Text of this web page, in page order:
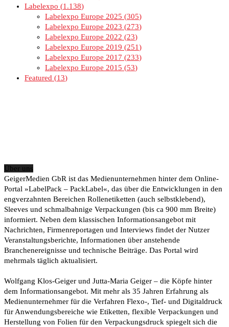
Labelexpo
1.138
Labelexpo Europe 2025
305
Labelexpo Europe 2023
273
Labelexpo Europe 2022
23
Labelexpo Europe 2019
251
Labelexpo Europe 2017
233
Labelexpo Europe 2015
53
Featured
13
Über uns
GeigerMedien GbR ist das Medienunternehmen hinter dem Online-
Portal »LabelPack – PackLabel«, das über die Entwicklungen in den
engverzahnten Bereichen Rollenetiketten (auch selbstklebend),
Sleeves und schmalbahnige Verpackungen (bis ca 900 mm Breite)
informiert. Neben dem klassischen Informationsangebot mit
Nachrichten, Firmenreportagen und Interviews findet der Nutzer
Veranstaltungsberichte, Informationen über anstehende
Branchenereignisse und technische Beiträge. Das Portal wird
mehrmals täglich aktualisiert.
Wolfgang Klos-Geiger und Jutta-Maria Geiger – die Köpfe hinter
dem Informationsangebot. Mit mehr als 35 Jahren Erfahrung als
Medienunternehmer für die Verfahren Flexo-, Tief- und Digitaldruck
für Anwendungsbereiche wie Etiketten, flexible Verpackungen und
Herstellung von Folien für den Verpackungsdruck spiegelt sich die